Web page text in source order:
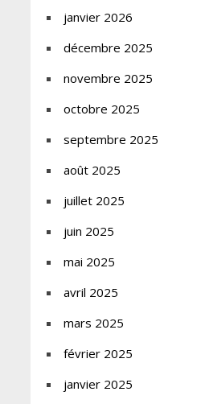
janvier 2026
décembre 2025
novembre 2025
octobre 2025
septembre 2025
août 2025
juillet 2025
juin 2025
mai 2025
avril 2025
mars 2025
février 2025
janvier 2025